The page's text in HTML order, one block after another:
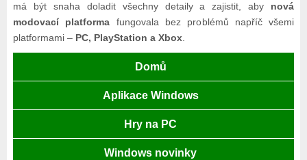
má být snaha doladit všechny detaily a zajistit, aby nová
modovací platforma fungovala bez problémů napříč všemi
platformami – PC, PlayStation a Xbox.
Domů
Aplikace Windows
Hry na PC
Windows novinky